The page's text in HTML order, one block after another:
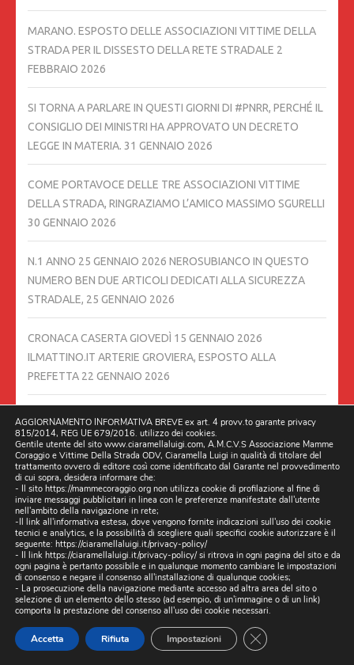
MARANO. ESPOSTO DELLE ASSOCIAZIONI VITTIME DELLA
STRADA PER IL DISSESTO DELLA RETE STRADALE 2
FEBBRAIO 2026
SI TORNA A PARLARE IN QUESTI GIORNI DI #PNRR, PERCHÉ IL
CONSIGLIO DEI MINISTRI HA APPROVATO UN DECRETO
LEGGE IN MATERIA. 31 GENNAIO 2026
COME PORTAVOCE DELLE TRE ASSOCIAZIONI VITTIME
DELLA STRADA, RINGRAZIAMO L’AMICO MASSIMO SGURELLI
30 GENNAIO 2026
N.1 ANNO 25 GENNAIO 2026 NEROSUBIANCO IN QUESTO
NUMERO BEN DUE ARTICOLI DEDICATI ALLA SICUREZZA
STRADALE, 25 GENNAIO 2026
CRONACA CASERTA GIOVEDÌ 15 GENNAIO 2026
ILMATTINO.IT ARTERIE GROVIERA, ESPOSTO ALLA
PREFETTA 22 GENNAIO 2026
IL COMANDANTE DEI VIGILI URBANI HA UNA
RESPONSABILITÀ DI VIGILARE SULLE BUCHE STRADALI.
GENNAIO 2026
𝐔𝐧 𝐦𝐞𝐬𝐬𝐚𝐠𝐠𝐢𝐨 𝐜𝐡𝐞 𝐯𝐚 𝐨𝐥𝐭𝐫𝐞 𝐢𝐥 𝐍𝐚𝐭𝐚𝐥𝐞, 𝐮𝐧 𝐢𝐦𝐩𝐞𝐠𝐧𝐨 𝐜𝐡𝐞 𝐜𝐨𝐧𝐭𝐢𝐧𝐮𝐚
𝐭𝐮𝐭𝐭𝐨 𝐥’𝐚𝐧𝐧𝐨18 GENNAIO 2026
RINGRAZIAMO CITTÀ METROPOLITANA PER AVERCI RESO
PARTECIPI ASSIEME A TANTE ALTRE REALTÀ, COME
ASSOCIAZIONE MAMME CORAGGIO E VITTIME DELLA
STRADA…….17 GENNAIO 2026
UNA MIA INTERVISTA SU IL MATTINO DI NAPOLI 13/01/2026
AGGIORNAMENTO INFORMATIVA BREVE ex art. 4 provv.to garante privacy
815/2014, REG UE 679/2016. utilizzo dei cookies.
Gentile utente del sito www.ciaramellaluigi.com, A.M.C.V.S Associazione Mamme
Coraggio e Vittime Della Strada ODV, Ciaramella Luigi in qualità di titolare del
trattamento ovvero di editore così come identificato dal Garante nel provvedimento
di cui sopra, desidera informare che:
- Il sito https://mammecoraggio.org non utilizza cookie di profilazione al fine di
inviare messaggi pubblicitari in linea con le preferenze manifestate dall'utente
nell'ambito della navigazione in rete;
-Il link all'informativa estesa, dove vengono fornite indicazioni sull'uso dei cookie
tecnici e analytics, e la possibilità di scegliere quali specifici cookie autorizzare è il
seguente: https://ciaramellaluigi.it/privacy-policy/
- Il link https://ciaramellaluigi.it/privacy-policy/si ritrova in ogni pagina del sito e da
ogni pagina è pertanto possibile e in qualunque momento cambiare le impostazioni
di consenso e negare il consenso all'installazione di qualunque cookies;
- La prosecuzione della navigazione mediante accesso ad altra area del sito o
selezione di un elemento dello stesso (ad esempio, di un'immagine o di un link)
comporta la prestazione del consenso all'uso dei cookie necessari.
Accetta Rifiuta Impostazioni CLOSE GDPR